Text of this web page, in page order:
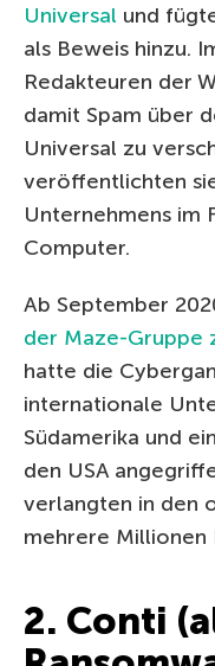
Universal und
als Beweis hinzu.
Redakteuren der
damit Spam über
Universal zu
veröffentlichten
Unternehmens im
Computer.
Ab September
der Maze-Gruppe
hatte die
internationale
Südamerika und
den USA
verlangten in den
mehrere
2. Conti